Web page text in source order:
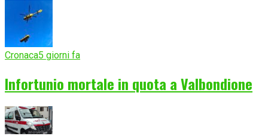
Cronaca5 giorni fa
Infortunio mortale in quota a Valbondione